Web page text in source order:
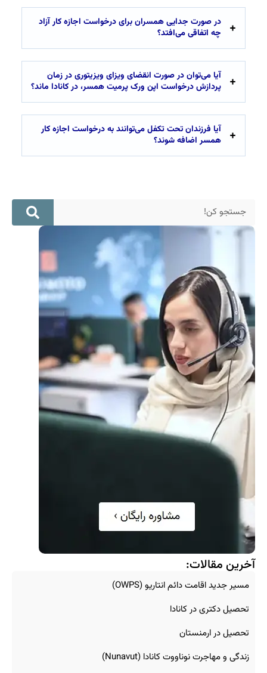
در صورت جدایی همسران برای درخواست اجازه کار آزاد
چه اتفاقی می‌افتد؟
آیا می‌توان در صورت انقضای ویزای ویزیتوری در زمان
پردازش درخواست اپن ورک پرمیت همسر، در کانادا ماند؟
آیا فرزندان تحت تکفل می‌توانند به درخواست اجازه کار
همسر اضافه شوند؟
آخرین مقالات:
مسیر جدید اقامت دائم انتاریو (OWPS)
تحصیل دکتری در کانادا
تحصیل در ارمنستان
زندگی و مهاجرت نوناووت کانادا (Nunavut)